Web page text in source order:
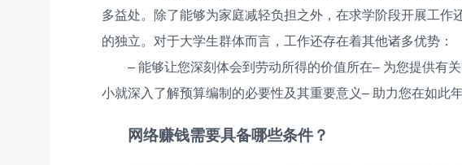
多益处。除了能够为家庭减轻负担之外，在求学阶段开展工作
的独立。对于大学生群体而言，工作还存在着其他诸多优势：
– 能够让您深刻体会到劳动所得的价值所在– 为您提供有
小就深入了解预算编制的必要性及其重要意义– 助力您在如此
网络赚钱需要具备哪些条件？